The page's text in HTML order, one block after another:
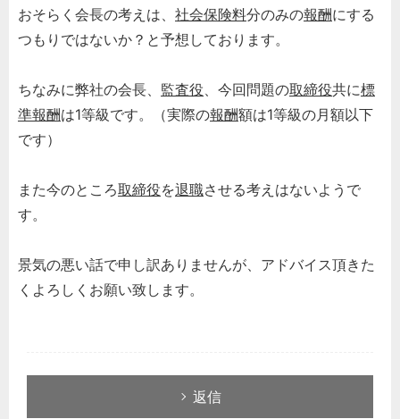
おそらく会長の考えは、 社会保険料分のみの報酬にする
つもりではないか？と予想しております。
ちなみに弊社の会長、 監査役、今回問題の取締役共に標
準報酬は1等級です。（実際の報酬額は1等級の月額以下
です）
また今のところ取締役を退職させる考えはないようで
す。
景気の悪い話で申し訳ありませんが、アドバイス頂きた
くよろしくお願い致します。
返信